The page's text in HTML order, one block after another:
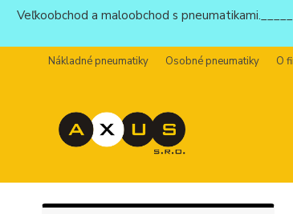
Veľkoobchod a maloobchod s
Nákladné pneumatiky Osobné pneumatiky O